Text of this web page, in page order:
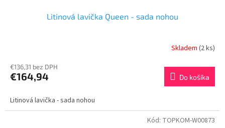
Litinová lavička Queen - sada nohou
Skladem (2 ks)
€136,31 bez DPH
€164,94 Do košíka
Litinová lavička - sada nohou
Kód: TOPKOM-W00873